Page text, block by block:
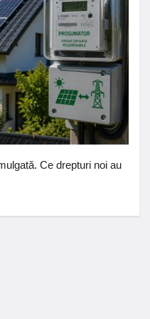
Ce drepturi noi au